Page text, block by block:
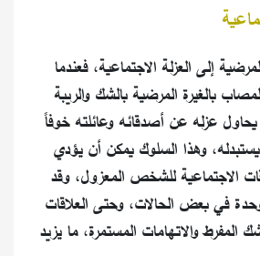
إلى العزلة الاجتماعية، فعندما
بالغيرة المرضية بالشك والريبة
عزله عن أصدقائه وعائلته خوفاً
وهذا السلوك يمكن أن يؤدي
الاجتماعية للشخص المعزول، وقد
في بعض الحالات، وحتى العلاقات
المفرط والاتهامات المستمرة، ما يزيد